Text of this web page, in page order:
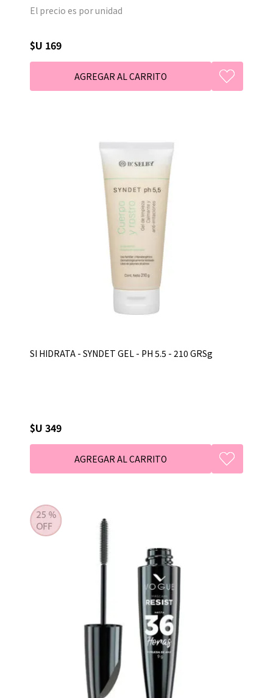
El precio es por unidad
$U 169
SI HIDRATA - SYNDET GEL - PH 5.5 - 210 GRSg
$U 349